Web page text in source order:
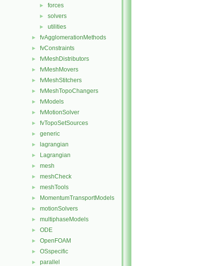
► forces
► solvers
► utilities
► fvAgglomerationMethods
► fvConstraints
► fvMeshDistributors
► fvMeshMovers
► fvMeshStitchers
► fvMeshTopoChangers
► fvModels
► fvMotionSolver
► fvTopoSetSources
► generic
► lagrangian
► Lagrangian
► mesh
► meshCheck
► meshTools
► MomentumTransportModels
► motionSolvers
► multiphaseModels
► ODE
► OpenFOAM
► OSspecific
► parallel